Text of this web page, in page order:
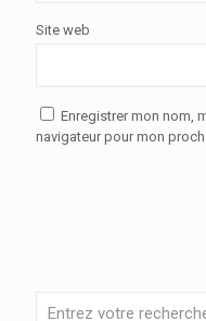
Site web
Enregistrer mon nom,
navigateur pour mon